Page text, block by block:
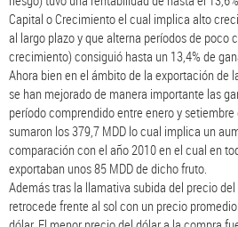
Capital o Crecimiento el cual implica alto
al largo plazo y que alterna períodos de poco
crecimiento) consiguió hasta un 13,4% de
Ahora bien en el ámbito de la exportación de
se han mejorado de manera importante las
período comprendido entre enero y
sumaron los 379,7 MDD lo cual implica un
comparación con el año 2010 en el cual en
exportaban unos 85 MDD de dicho fruto.
Además tras la llamativa subida del precio
retrocede frente al sol con un precio